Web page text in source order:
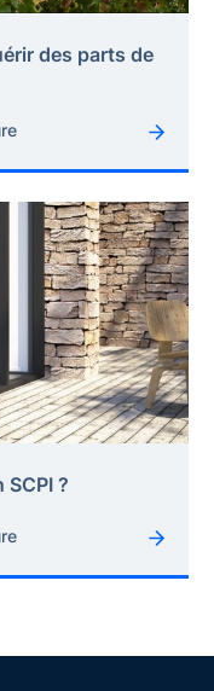
des parts de
?